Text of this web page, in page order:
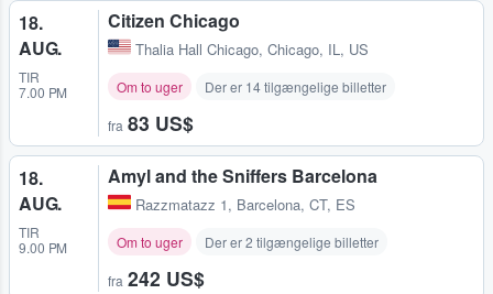
18.
AUG.
TIR
7.00 PM
Citizen Chicago
Thalia Hall Chicago, Chicago, IL, US
Om to uger Der er 14 tilgængelige billetter
fra 83 US$
18.
AUG.
TIR
9.00 PM
Amyl and the Sniffers Barcelona
Razzmatazz 1, Barcelona, CT, ES
Om to uger Der er 2 tilgængelige billetter
fra 242 US$